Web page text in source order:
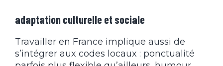
adaptation culturelle et sociale
Travailler en France implique aussi de
s’intégrer aux codes locaux : ponctualité